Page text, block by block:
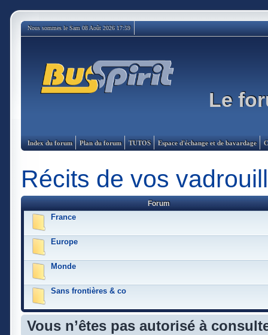
Nous sommes le Sam 08 Août 2026 17:59
Le
Index du forum Plan du forum TUTOS Espace d'échange et de bavardage
Récits de vos
Forum
France
Europe
Monde
Sans frontières & co
Vous n’êtes pas autorisé à